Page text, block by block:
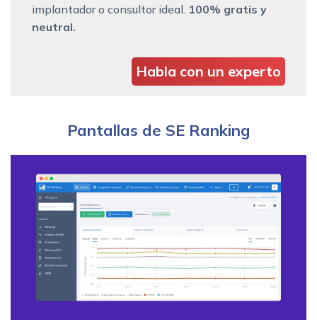
implantador o consultor ideal. 100% gratis y
neutral.
Habla con un experto
Pantallas de SE Ranking